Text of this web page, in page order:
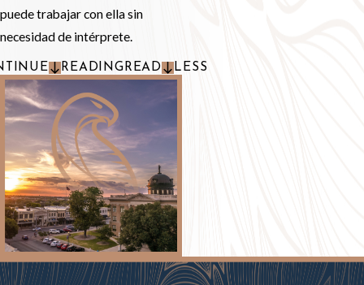
puede trabajar con ella sin
necesidad de intérprete.
READING READ LESS